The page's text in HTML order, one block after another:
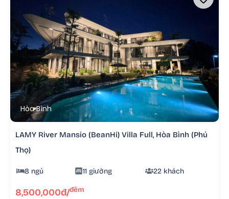
Hòa Bình
LAMY River Mansio (BeanHi) Villa Full, Hòa Bình (Phú
Thọ)
8 ngủ 11 giường 22 khách
8,500,000đ/đêm